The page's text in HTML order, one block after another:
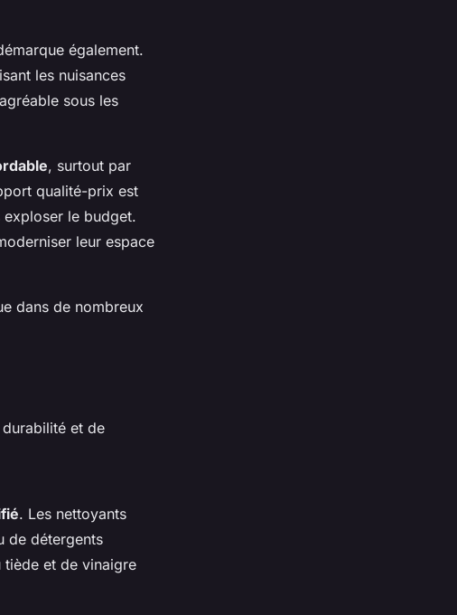
également.
les nuisances
sous les
, surtout par
qualité-prix est
le budget.
leur espace
dans de nombreux
et de
. Les nettoyants
de détergents
tiède et de vinaigre